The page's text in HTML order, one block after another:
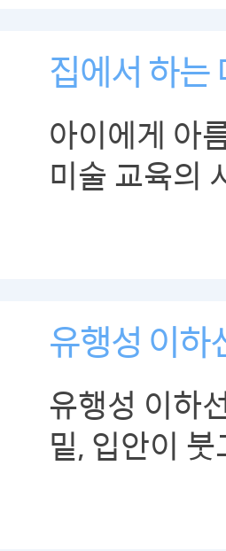
집에서 하는
아이에게 아
미술 교육의
유행성 이하
유행성 이하
밑, 입안이